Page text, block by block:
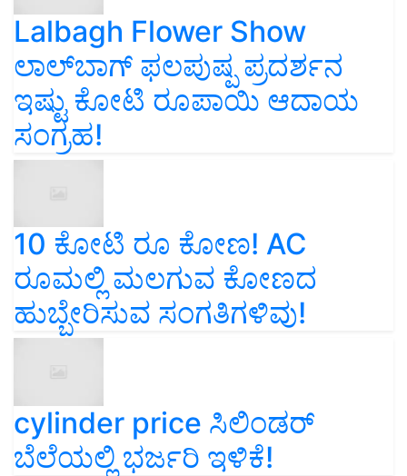
Lalbagh Flower Show
ಲಾಲ್‌ಬಾಗ್ ಫಲಪುಷ್ಪ ಪ್ರದರ್ಶನ
ಇಷ್ಟು ಕೋಟಿ ರೂಪಾಯಿ ಆದಾಯ
ಸಂಗ್ರಹ!
10 ಕೋಟಿ ರೂ ಕೋಣ! AC
ರೂಮಲ್ಲಿ ಮಲಗುವ ಕೋಣದ
ಹುಬ್ಬೇರಿಸುವ ಸಂಗತಿಗಳಿವು!
cylinder price ಸಿಲಿಂಡರ್‌
ಬೆಲೆಯಲ್ಲಿ ಭರ್ಜರಿ ಇಳಿಕೆ!